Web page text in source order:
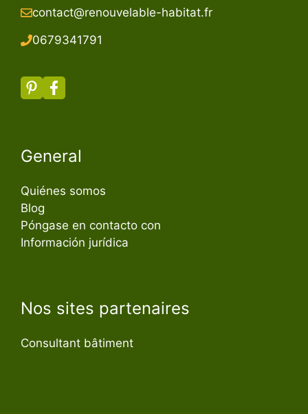
contact@renouvelable-habitat.fr
0679341791
General
Quiénes somos
Blog
Póngase en contacto con
Información jurídica
Nos sites partenaires
Consultant bâtiment